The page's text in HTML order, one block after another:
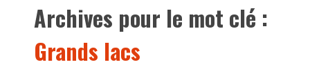
Archives pour le mot clé :
Grands lacs